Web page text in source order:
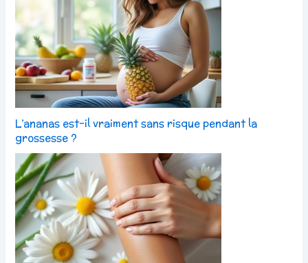
L’ananas est-il vraiment sans risque pendant la
grossesse ?